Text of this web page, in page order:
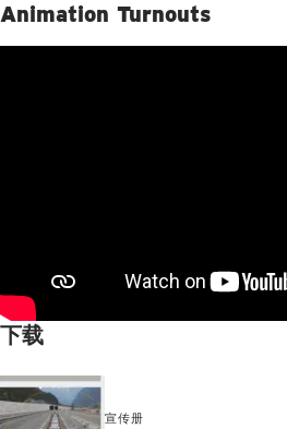
Animation Turnouts
下载
宣传册